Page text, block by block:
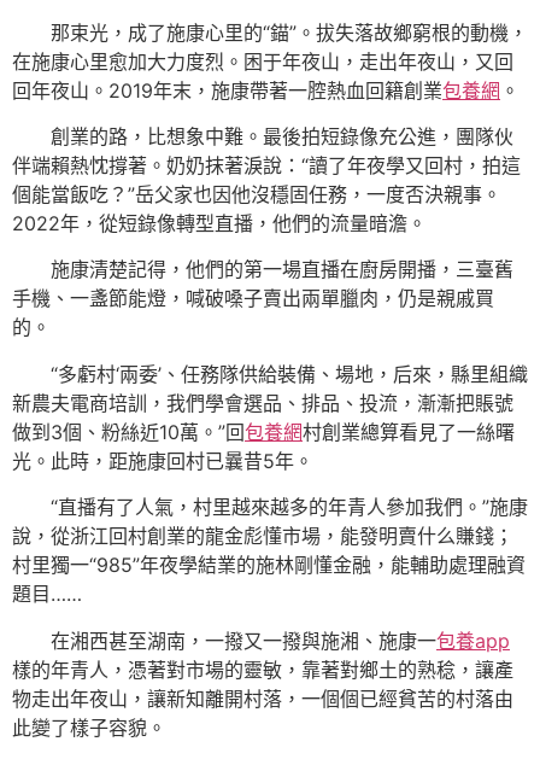
那束光，成了施康心里的“錨”。拔失落故鄉窮根的動機，
在施康心里愈加大力度烈。困于年夜山，走出年夜山，又回
回年夜山。2019年末，施康帶著一腔熱血回籍創業包養網 。
創業的路，比想象中難。最後拍短錄像充公進，團隊伙
伴端賴熱忱撐著。奶奶抹著淚說：“讀了年夜學又回村，拍這
個能當飯吃？”岳父家也因他沒穩固任務，一度否決親事。
2022年，從短錄像轉型直播，他們的流量暗澹。
施康清楚記得，他們的第一場直播在廚房開播，三臺舊
手機、一盞節能燈，喊破嗓子賣出兩單臘肉，仍是親戚買
的。
“多虧村‘兩委’、任務隊供給裝備、場地，后來，縣里組織
新農夫電商培訓，我們學會選品、排品、投流，漸漸把賬號
做到3個、粉絲近10萬。”回包養網村創業總算看見了一絲曙
光。此時，距施康回村已曩昔5年。
“直播有了人氣，村里越來越多的年青人參加我們。”施康
說，從浙江回村創業的龍金彪懂市場，能發明賣什么賺錢；
村里獨一“985”年夜學結業的施林剛懂金融，能輔助處理融資
題目……
在湘西甚至湖南，一撥又一撥與施湘、施康一包養app
樣的年青人，憑著對市場的靈敏，靠著對鄉土的熟稔，讓產
物走出年夜山，讓新知離開村落，一個個已經貧苦的村落由
此變了樣子容貌。